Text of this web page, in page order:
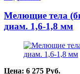
Мелющие тела
диам. 1,6-1,8 мм
Цена: 6 275 Руб.